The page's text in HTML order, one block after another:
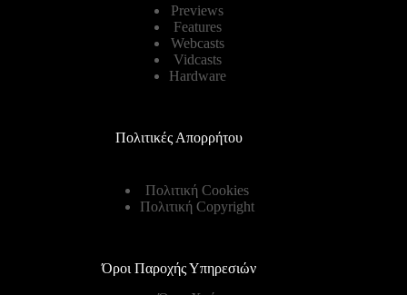
Previews
Features
Webcasts
Vidcasts
Hardware
Πολιτικές Απορρήτου
Πολιτική Cookies
Πολιτική Copyright
Όροι Παροχής Υπηρεσιών